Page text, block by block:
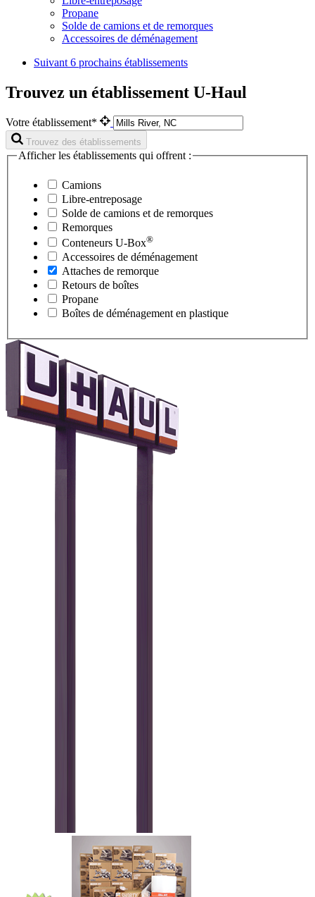
Propane
Solde de camions et de remorques
Accessoires de déménagement
Suivant 6 prochains établissements
Trouvez un établissement U-Haul
Votre établissement*
Trouvez des établissements
Afficher les établissements qui offrent :
Camions
Libre-entreposage
Solde de camions et de remorques
Remorques
Conteneurs U-Box®
Accessoires de déménagement
Attaches de remorque
Retours de boîtes
Propane
Boîtes de déménagement en plastique